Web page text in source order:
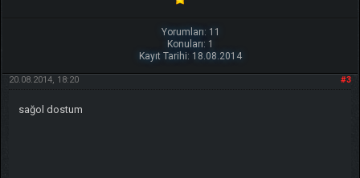
Yorumları: 11
Konuları: 1
Kayıt Tarihi: 18.08.2014
#3
20.08.2014, 18:20
sağol dostum